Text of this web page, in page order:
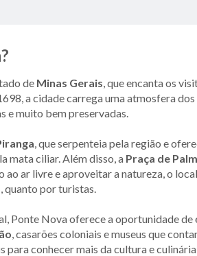
de Minas Gerais, que encanta os
a cidade carrega uma atmosfera
e muito bem preservadas.
, que serpenteia pela região e
mata ciliar. Além disso, a Praça de
ar livre e aproveitar a natureza, o
quanto por turistas.
Ponte Nova oferece a oportunidade de
, casarões coloniais e museus que
para conhecer mais da cultura e